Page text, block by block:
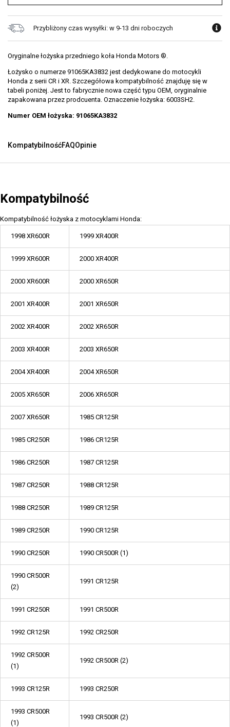
Przybliżony czas wysyłki: w 9-13 dni roboczych
Oryginalne łożyska przedniego koła Honda Motors ®.
Łożysko o numerze 91065KA3832 jest dedykowane do motocykli
Honda z serii CR i XR. Szczegółowa kompatybilność znajduję się w
tabeli poniżej. Jest to fabrycznie nowa część typu OEM, oryginalnie
zapakowana przez prodcuenta. Oznaczenie łożyska: 6003SH2.
Numer OEM łożyska: 91065KA3832
KompatybilnośćFAQOpinie
Kompatybilność
Kompatybilność łożyska z motocyklami Honda:
1998 XR600R 1999 XR400R
1999 XR600R 2000 XR400R
2000 XR600R 2000 XR650R
2001 XR400R 2001 XR650R
2002 XR400R 2002 XR650R
2003 XR400R 2003 XR650R
2004 XR400R 2004 XR650R
2005 XR650R 2006 XR650R
2007 XR650R 1985 CR125R
1985 CR250R 1986 CR125R
1986 CR250R 1987 CR125R
1987 CR250R 1988 CR125R
1988 CR250R 1989 CR125R
1989 CR250R 1990 CR125R
1990 CR250R 1990 CR500R (1)
1990 CR500R
(2)
1991 CR125R
1991 CR250R 1991 CR500R
1992 CR125R 1992 CR250R
1992 CR500R
(1)
1992 CR500R (2)
1993 CR125R 1993 CR250R
1993 CR500R
(1)
1993 CR500R (2)